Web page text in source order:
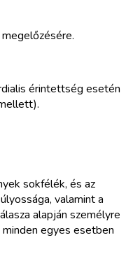
érintettség esetén
sokfélék, és az
valamint a
alapján személyre
egyes esetben